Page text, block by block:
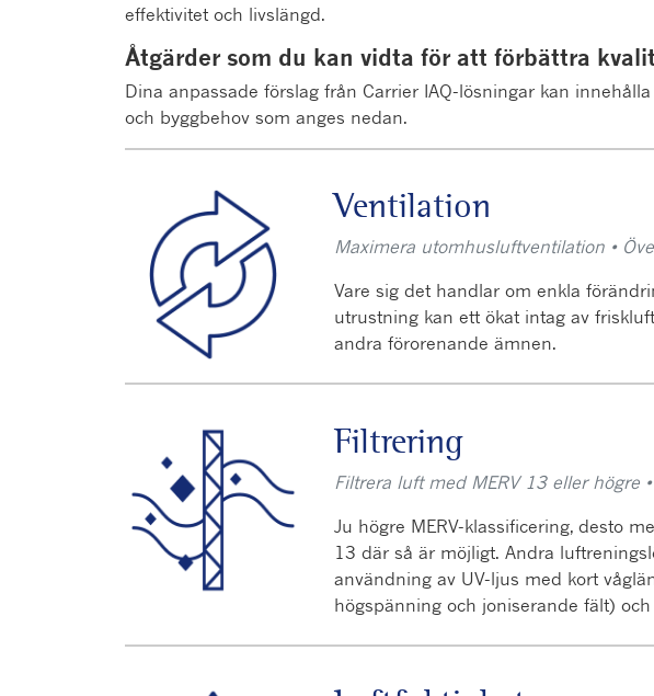
effektivitet och livslängd.
Åtgärder som du kan vidta för att förbättra
Dina anpassade förslag från Carrier IAQ-lösningar kan
och byggbehov som anges nedan.
Ventilation
Maximera utomhusluftventilation •
Vare sig det handlar om enkla
utrustning kan ett ökat intag av
andra förorenande ämnen.
Filtrering
Filtrera luft med MERV 13 eller högre
Ju högre MERV-klassificering, desto
13 där så är möjligt. Andra
användning av UV-ljus med kort
högspänning och joniserande fält)